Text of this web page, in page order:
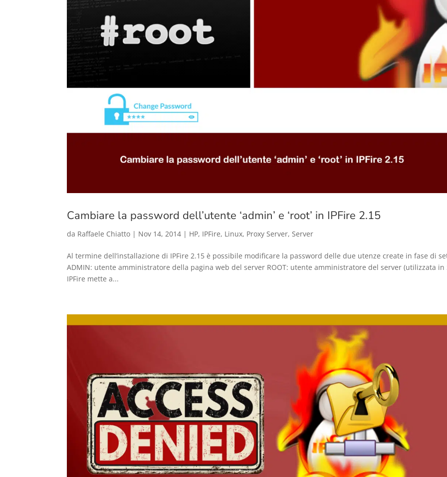
Cambiare la password dell’utente ‘admin’ e ‘root’ in IPFire 2.15
da Raffaele Chiatto | Nov 14, 2014 | HP, IPFire, Linux, Proxy Server,Server
Al termine dell’installazione di IPFire 2.15 è possibile modificare la password delle due utenze create in fase di
ADMIN: utente amministratore della pagina web del server ROOT: utente amministratore del server (utilizzata in
IPFire mette a...